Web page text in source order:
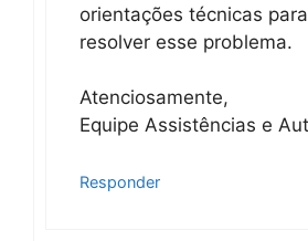
orientações técnicas
resolver esse problema.
Atenciosamente,
Equipe Assistências e
Responder